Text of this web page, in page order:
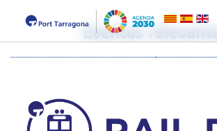
Eventos